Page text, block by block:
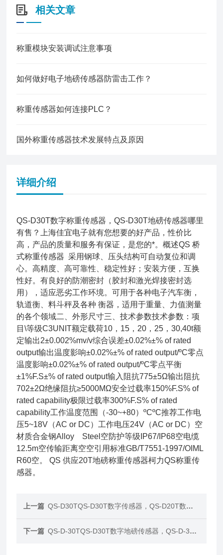
相关文章
称重模块安装调试注意事项
如何做好电子地磅传感器防雷击工作？
称重传感器如何连接PLC？
国外称重传感器技术发展特点及原因
详细介绍
QS-D30T数字称重传感器，QS-D30T地磅传感器哪里
有售？上海佳宜电子就有您想要的好产品，性价比
高，产品的质量和服务有保证，是您的*。概述QS 桥
式称重传感器 采用钢球、压头结构可自动复位和调
心。高精度、高可靠性、稳定性好；安装方便，互换
性好。有良好的防潮密封（胶封和激光焊接密封选
用），适应恶劣工作环境。可用于各种电子汽车衡，
轨道衡、料斗秤及各种 衡器，适用于重量、力值测量
的各个领域二、外形尺寸三、技术参数技术参数：项
目\等级C3UNIT额定载荷10，15，20，25，30,40t额
定输出2±0.002%mv/v综合误差±0.02%±% of rated
output输出温度影响±0.02%±% of rated output/ºC零点
温度影响±0.02%±% of rated output/ºC零点平衡
±1%F.S±% of rated output输入阻抗775±5Ω输出阻抗
702±2Ω绝缘阻抗≥5000MΩ安全过载率150%F.S% of
rated capability极限过载率300%F.S% of rated
capability工作温度范围（-30~+80）ºCºC推荐工作电
压5~18V（AC or DC）工作电压24V（AC or DC）空
材质合金钢Alloy Steel空防护等级IP67/IP68空电缆
12.5m空传输距离空空引用标准GB/T7551-1997/OIML
R60空。 QS 供应20T地磅称重传感器柯力QS称重传
感器。
上一篇 QS-D30TQS-D30T数字传感器，QS-D20T数字称重传感器
下一篇 QS-D-30TQS-D30T数字地磅传感器，QS-D-30T汽车衡传感器